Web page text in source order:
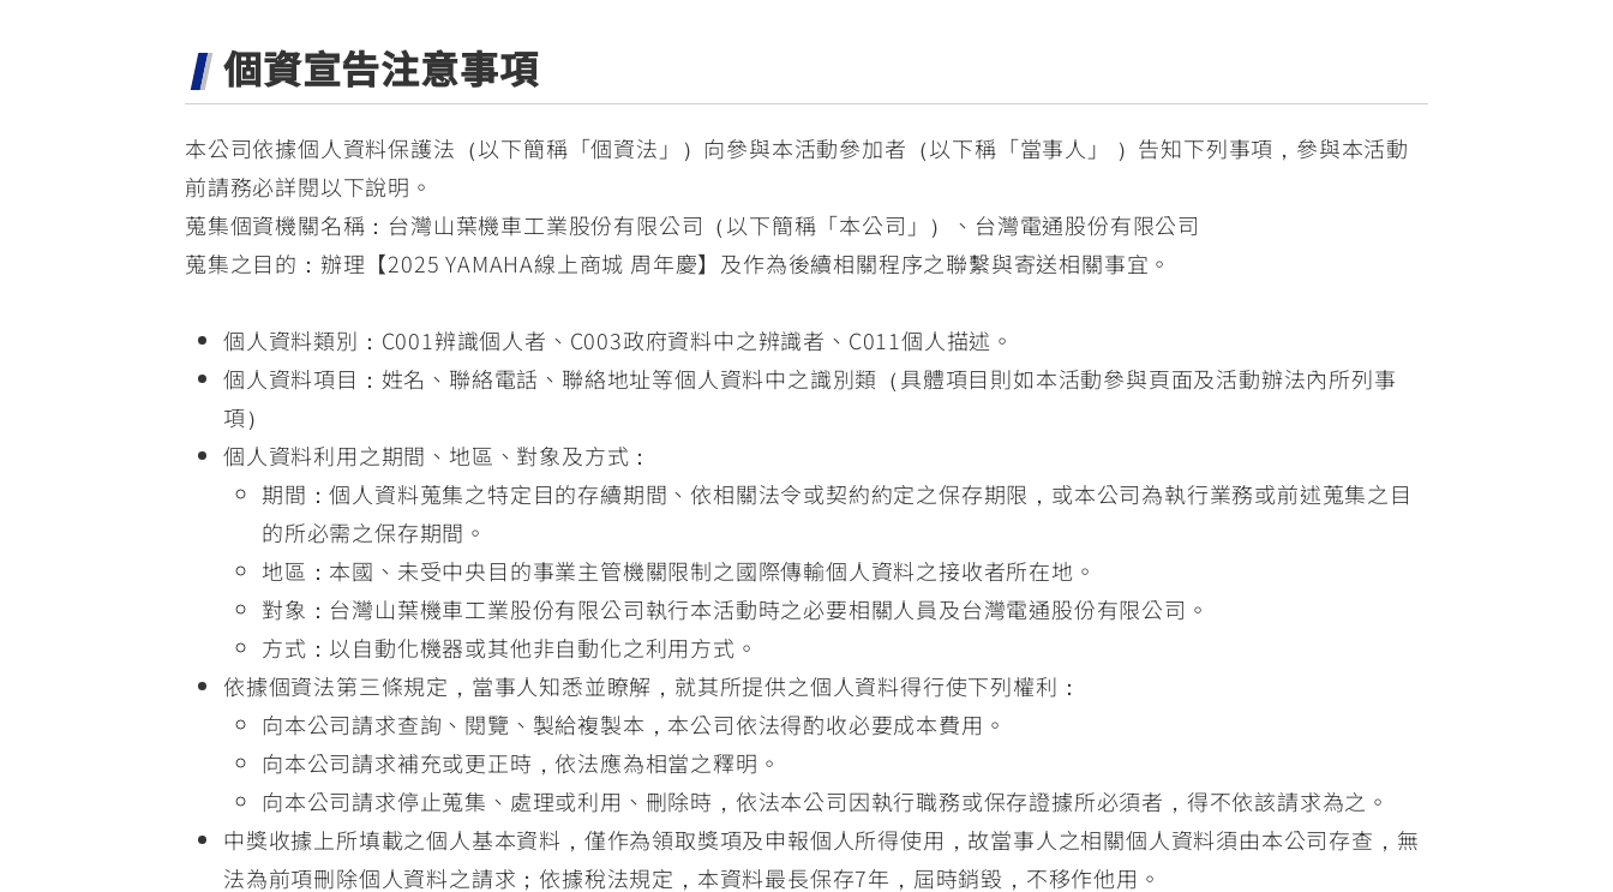
個資宣告注意事項
本公司依據個人資料保護法（以下簡稱「個資法」）向參與本活動參加者（以下稱「當事人」 ）告知下列事項，參與本活動
前請務必詳閱以下說明。
蒐集個資機關名稱：台灣山葉機車工業股份有限公司（以下簡稱「本公司」）、台灣電通股份有限公司
蒐集之目的：辦理【2025 YAMAHA線上商城 周年慶】及作為後續相關程序之聯繫與寄送相關事宜。
個人資料類別：C001辨識個人者、C003政府資料中之辨識者、C011個人描述。
個人資料項目：姓名、聯絡電話、聯絡地址等個人資料中之識別類（具體項目則如本活動參與頁面及活動辦法內所列事
項）
個人資料利用之期間、地區、對象及方式：
期間：個人資料蒐集之特定目的存續期間、依相關法令或契約約定之保存期限，或本公司為執行業務或前述蒐集之目
的所必需之保存期間。
地區：本國、未受中央目的事業主管機關限制之國際傳輸個人資料之接收者所在地。
對象：台灣山葉機車工業股份有限公司執行本活動時之必要相關人員及台灣電通股份有限公司。
方式：以自動化機器或其他非自動化之利用方式。
依據個資法第三條規定，當事人知悉並瞭解，就其所提供之個人資料得行使下列權利：
向本公司請求查詢、閱覽、製給複製本，本公司依法得酌收必要成本費用。
向本公司請求補充或更正時，依法應為相當之釋明。
向本公司請求停止蒐集、處理或利用、刪除時，依法本公司因執行職務或保存證據所必須者，得不依該請求為之。
中獎收據上所填載之個人基本資料，僅作為領取獎項及申報個人所得使用，故當事人之相關個人資料須由本公司存查，無
法為前項刪除個人資料之請求；依據稅法規定，本資料最長保存7年，屆時銷毀，不移作他用。